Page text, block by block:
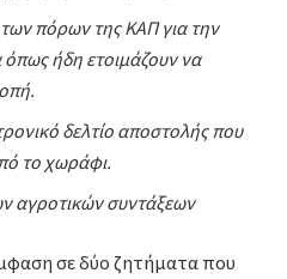
πόρων της ΚΑΠ για την
όπως ήδη ετοιμάζουν να
δελτίο αποστολής που
το χωράφι.
αγροτικών συντάξεων
σε δύο ζητήματα που